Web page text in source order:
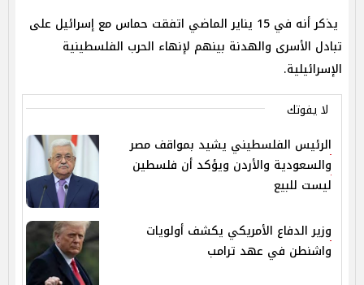
يذكر أنه في 15 يناير الماضي اتفقت حماس مع إسرائيل على
تبادل الأسرى والهدنة بينهم لإنهاء الحرب الفلسطينية
الإسرائيلية.
لا يفوتك
الرئيس الفلسطيني يشيد بمواقف مصر
والسعودية والأردن ويؤكد أن فلسطين
ليست للبيع
وزير الدفاع الأمريكي يكشف أولويات
واشنطن في عهد ترامب